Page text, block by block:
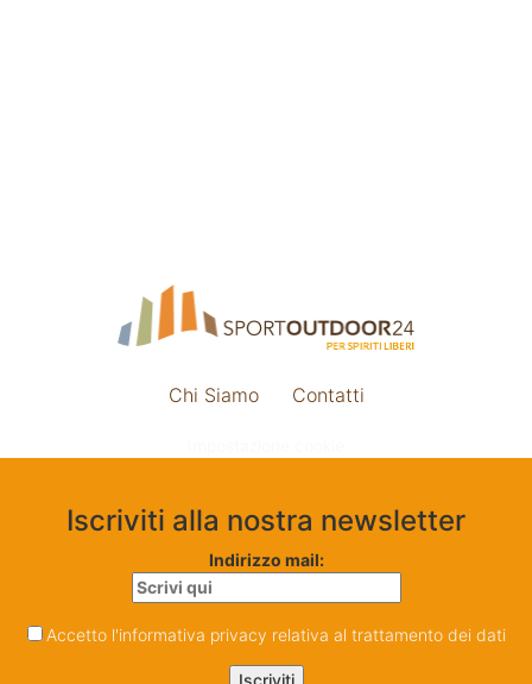
Chi Siamo Contatti
Iscriviti alla nostra newsletter
Indirizzo mail:
Accetto l'informativa privacy relativa al trattamento dei dati